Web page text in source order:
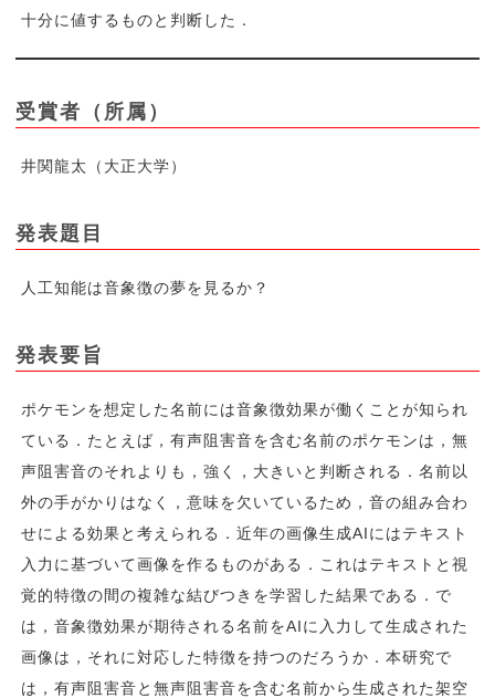
十分に値するものと判断した．
受賞者（所属）
井関龍太（大正大学）
発表題目
人工知能は音象徴の夢を見るか？
発表要旨
ポケモンを想定した名前には音象徴効果が働くことが知られ
ている．たとえば，有声阻害音を含む名前のポケモンは，無
声阻害音のそれよりも，強く，大きいと判断される．名前以
外の手がかりはなく，意味を欠いているため，音の組み合わ
せによる効果と考えられる．近年の画像生成AIにはテキスト
入力に基づいて画像を作るものがある．これはテキストと視
覚的特徴の間の複雑な結びつきを学習した結果である．で
は，音象徴効果が期待される名前をAIに入力して生成された
画像は，それに対応した特徴を持つのだろうか．本研究で
は，有声阻害音と無声阻害音を含む名前から生成された架空